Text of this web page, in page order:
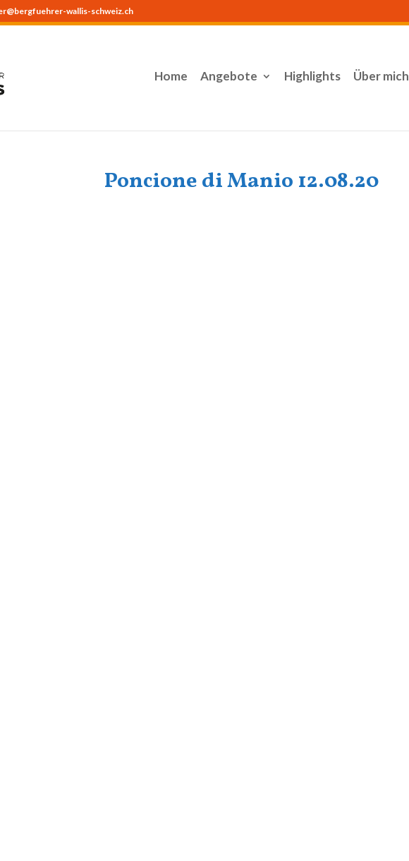
wallis-schweiz.ch
Home Angebote Highlights Über mich
Poncione di Manio 12.08.20